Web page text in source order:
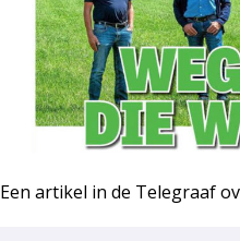
Een artikel in de Telegraaf